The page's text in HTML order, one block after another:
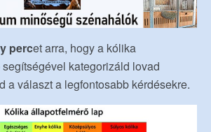
percet arra, hogy a kólika
kategorizáld lovad
a választ a legfontosabb kérdésekre.